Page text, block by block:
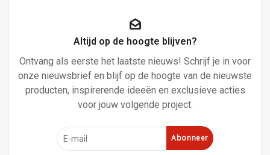
Altijd op de hoogte blijven?
Ontvang als eerste het laatste nieuws! Schrijf je in voor
onze nieuwsbrief en blijf op de hoogte van de nieuwste
producten, inspirerende ideeën en exclusieve acties
voor jouw volgende project.
Abonneer